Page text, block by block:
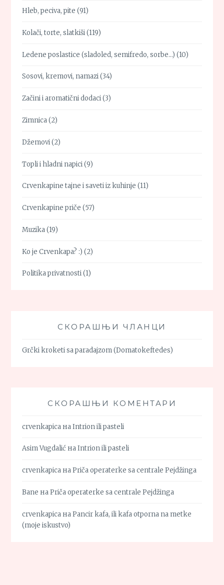
Hleb, peciva, pite (91)
Kolači, torte, slatkiši(119)
Ledene poslastice (sladoled, semifredo, sorbe…) (10)
Sosovi, kremovi, namazi(34)
Začini i aromatični dodaci(3)
Zimnica(2)
Džemovi(2)
Topli i hladni napici(9)
Crvenkapine tajne i saveti iz kuhinje (11)
Crvenkapine priče (57)
Muzika(19)
Ko je Crvenkapa? :) (2)
Politika privatnosti(1)
СКОРАШЊИ ЧЛАНЦИ
Grčki kroketi sa paradajzom (Domatokeftedes)
СКОРАШЊИ КОМЕНТАРИ
crvenkapica наIntrion ili pasteli
Asim Vugdalić наIntrion ili pasteli
crvenkapica наPriča operaterke sa centrale Pejdžinga
Bane наPriča operaterke sa centrale Pejdžinga
crvenkapica наPancir kafa, ili kafa otporna na metke
(moje iskustvo)